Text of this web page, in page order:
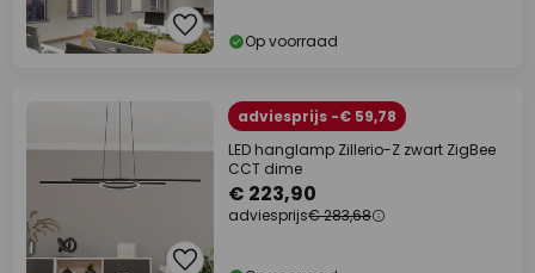
Op voorraad
adviesprijs -€ 59,78
LED hanglamp Zillerio-Z zwart ZigBee
CCT dime
€ 223,90
adviesprijs€ 283,68